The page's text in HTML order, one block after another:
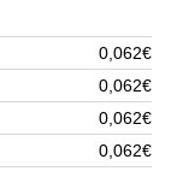
0,062€
0,062€
0,062€
0,062€